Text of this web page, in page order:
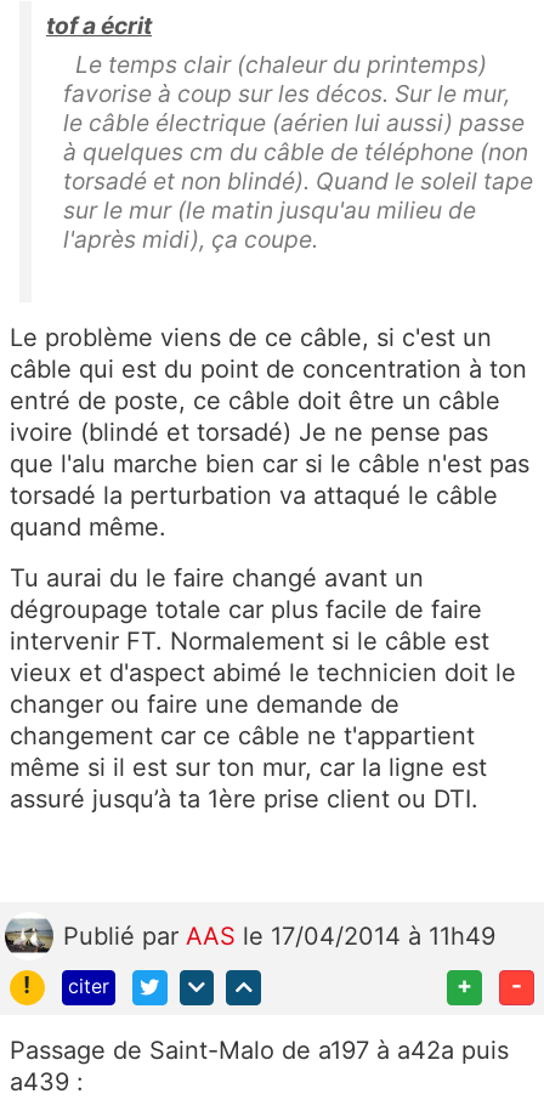
tof a écrit
Le temps clair (chaleur du printemps)
favorise à coup sur les décos. Sur le mur,
le câble électrique (aérien lui aussi) passe
à quelques cm du câble de téléphone (non
torsadé et non blindé). Quand le soleil tape
sur le mur (le matin jusqu'au milieu de
l'après midi), ça coupe.
Le problème viens de ce câble, si c'est un
câble qui est du point de concentration à ton
entré de poste, ce câble doit être un câble
ivoire (blindé et torsadé) Je ne pense pas
que l'alu marche bien car si le câble n'est pas
torsadé la perturbation va attaqué le câble
quand même.
Tu aurai du le faire changé avant un
dégroupage totale car plus facile de faire
intervenir FT. Normalement si le câble est
vieux et d'aspect abimé le technicien doit le
changer ou faire une demande de
changement car ce câble ne t'appartient
même si il est sur ton mur, car la ligne est
assuré jusqu’à ta 1ère prise client ou DTI.
Publié par AAS le 17/04/2014 à 11h49
!
citer + -
Passage de Saint-Malo de a197 à a42a puis
a439 :